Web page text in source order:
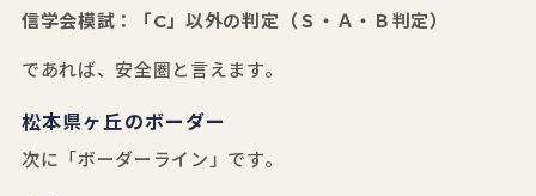
信学会模試：「C」以外の判定（Ｓ・Ａ・Ｂ判定）
であれば、安全圏と言えます。
松本県ヶ丘のボーダー
次に「ボーダーライン」です。